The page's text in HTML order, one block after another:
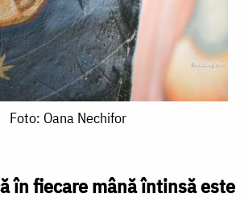
Foto: Oana Nechifor
în fiecare mână întinsă este